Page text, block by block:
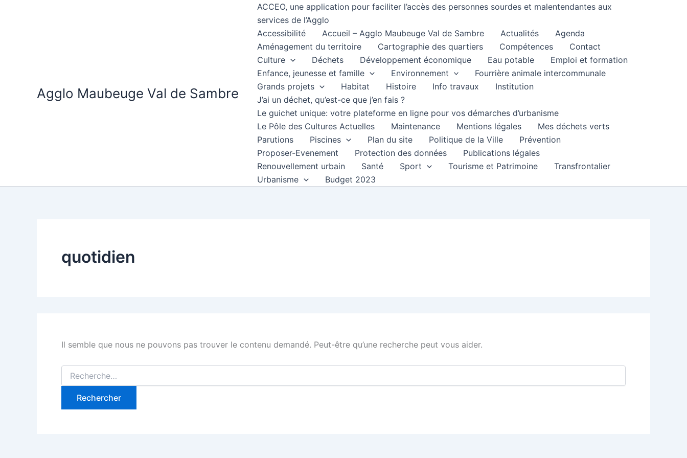
Agglo Maubeuge Val de Sambre
ACCEO, une application pour faciliter l’accès des personnes sourdes et malentendantes aux
services de l’Agglo
Accessibilité
Accueil – Agglo Maubeuge Val de Sambre Actualités
Agenda
Aménagement du territoire
Cartographie des quartiers Compétences
Contact
Culture
Déchets Développement économique Eau potable
Emploi et formation
Enfance, jeunesse et famille
Environnement
Fourrière animale intercommunale
Grands projets
Habitat Histoire Info travaux
Institution
J’ai un déchet, qu’est-ce que j’en fais ?
Le guichet unique: votre plateforme en ligne pour vos démarches d’urbanisme
Le Pôle des Cultures Actuelles
Maintenance Mentions légales
Mes déchets verts
Parutions
Piscines Plan du site Politique de la Ville
Prévention
Proposer-Evenement
Protection des données
Publications légales
Renouvellement urbain
Santé Sport Tourisme et Patrimoine
Transfrontalier
Urbanisme
Budget 2023
quotidien
Il semble que nous ne pouvons pas trouver le contenu demandé. Peut-être qu’une recherche peut vous aider.
Rechercher :